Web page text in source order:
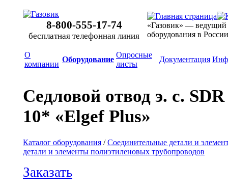
8-800-555-17-74
бесплатная телефонная линия
«Газовик» — ведущий
оборудования в России
О
компании
Оборудование
Опросные
листы
Документация
Седловой отвод э. с.
10* «Elgef Plus»
Каталог оборудования /Соединительные детали и
детали и элементы полиэтиленовых трубопроводов
Заказать